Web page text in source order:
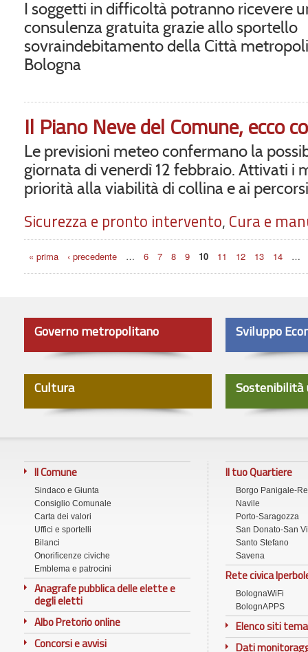
I soggetti in difficoltà potranno ricevere
consulenza gratuita grazie allo sportello
sovraindebitamento della Città
Bologna
Il Piano Neve del Comune, ecco
Le previsioni meteo confermano la
giornata di venerdì 12 febbraio. Attivati i
priorità alla viabilità di collina e ai
Sicurezza e pronto intervento, Cura e
Pagine
« prima ‹ precedente … 6 7 8 9 10 11 12 13 14 …
Governo metropolitano Sviluppo
Cultura Sostenibilità
Il Comune
Sindaco e Giunta
Consiglio Comunale
Carta dei valori
Uffici e sportelli
Bilanci
Onorificenze civiche
Emblema e patrocini
Anagrafe pubblica delle elette e
degli eletti
Albo Pretorio online
Concorsi e avvisi
Il tuo Quartiere
Borgo Panigale-
Navile
Porto-Saragozza
San Donato-San
Santo Stefano
Savena
Rete civica
BolognaWiFi
BolognAPPS
Elenco siti
Dati